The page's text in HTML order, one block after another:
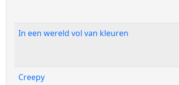
In een wereld vol van kleuren
Creepy